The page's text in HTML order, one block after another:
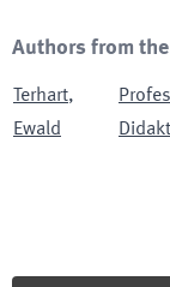
Authors from
Terhart,
Ewald